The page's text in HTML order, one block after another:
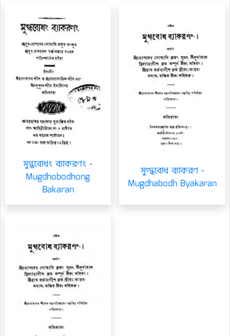
মুগ্ধবোধং ব্যাকরণং -
Mugdhobodhong
Bakaran
মুগ্দ্ধবোধ ব্যাকরণ -
Mugdhabodh Byakaran